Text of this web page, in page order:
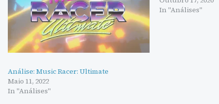
Análise: Music Racer: Ultimate
Maio 11, 2022
In "Análises"
In "Análises"